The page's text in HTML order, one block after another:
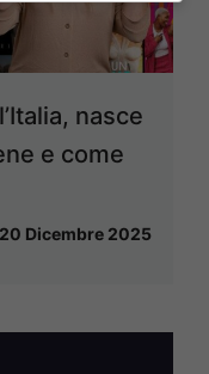
nasce
e come
20 Dicembre 2025